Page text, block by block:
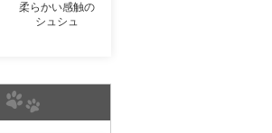
柔らかい感触の
シュシュ